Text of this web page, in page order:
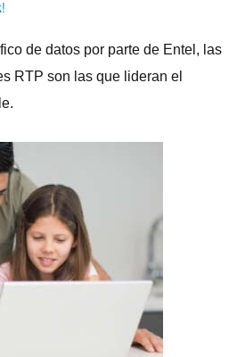
de datos por parte de Entel, las
RTP son las que lideran el